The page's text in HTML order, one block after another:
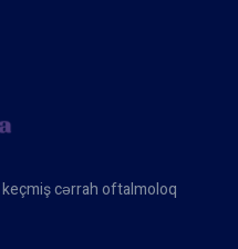
cərrah oftalmoloq